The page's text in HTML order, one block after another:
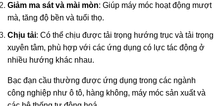
Giảm ma sát và mài mòn: Giúp máy móc hoạt động mượt
mà, tăng độ bền và tuổi thọ.
Chịu tải: Có thể chịu được tải trọng hướng trục và tải trọng
xuyên tâm, phù hợp với các ứng dụng có lực tác động ở
nhiều hướng khác nhau.
Bạc đạn cầu thường được ứng dụng trong các ngành
công nghiệp như ô tô, hàng không, máy móc sản xuất và